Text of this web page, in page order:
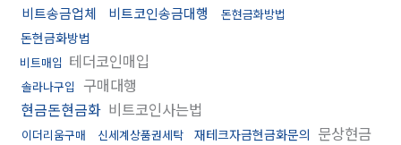
비트송금업체 비트코인송금대행 돈현금화방법
돈현금화방법
비트매입 테더코인매입
솔라나구입
구매대행
현금돈현금화 비트코인사는법
이더리움구매 신세계상품권세탁 재테크자금현금화문의 문상현금